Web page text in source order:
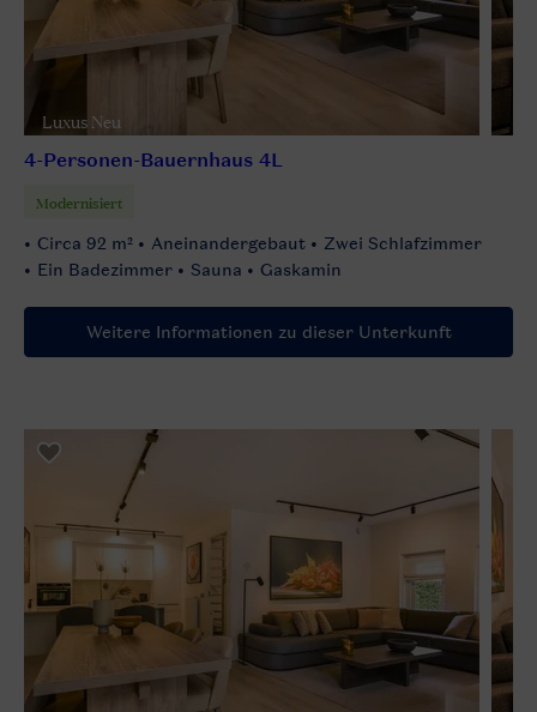
Luxus Neu
4-Personen-Bauernhaus 4L
Modernisiert
Circa 92 m²
Aneinandergebaut
Zwei Schlafzimmer
Ein Badezimmer
Sauna Gaskamin
Weitere Informationen zu dieser Unterkunft